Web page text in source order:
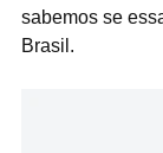
sabemos se
Brasil.